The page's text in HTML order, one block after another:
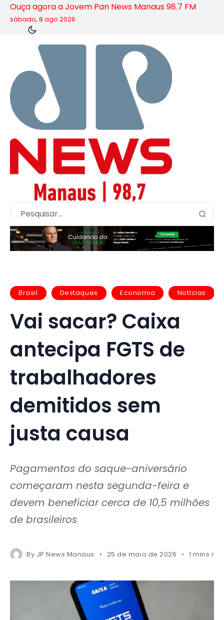
Ouça agora a Jovem Pan News Manaus 98.7 FM
sábado, 8 ago 2026
Brasil Destaques Economia Notícias
Vai sacar? Caixa
antecipa FGTS de
trabalhadores
demitidos sem
justa causa
Pagamentos do saque-aniversário
começaram nesta segunda-feira e
devem beneficiar cerca de 10,5 milhões
de brasileiros
By JP News Manaus 25 de maio de 2026 1 mins